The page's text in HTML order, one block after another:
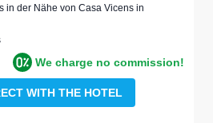
in der Nähe von Casa Vicens in
We charge no commission!
WITH THE HOTEL